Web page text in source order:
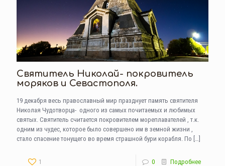
Святитель Николай- покровитель
моряков и Севастополя.
19 декабря весь православный мир празднует память святителя
Николая Чудотворца- одного из самых почитаемых и любимых
святых. Святитель считается покровителем мореплавателей , т.к.
одним из чудес, которое было совершено им в земной жизни ,
стало спасение тонущего во время страшной бури корабля. По […]
1 0 Подробнее